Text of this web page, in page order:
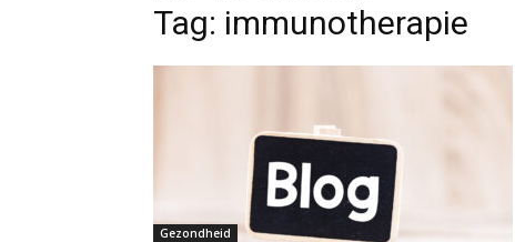
Tag: immunotherapie
Gezondheid